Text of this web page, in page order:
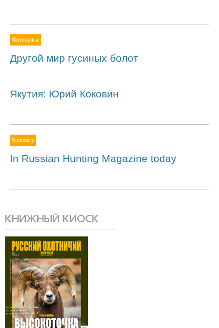
Фоторужье
Другой мир гусиных болот
Якутия: Юрий Коковин
Summary
In Russian Hunting Magazine today
КНИЖНЫЙ КИОСК